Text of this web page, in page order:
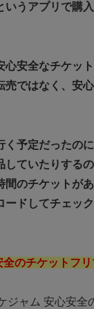
いうアプリで購
心安全なチケッ
売ではなく、安
く予定だったの
していたりする
間のチケットが
ードしてチェッ
全のチケットフリ
ジャム 安心安全